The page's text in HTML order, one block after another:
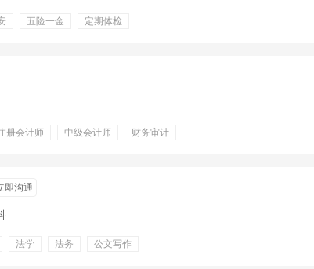
五险一金
定期体检
册会计师 中级会计师
财务审计
即沟通
法学 法务
公文写作